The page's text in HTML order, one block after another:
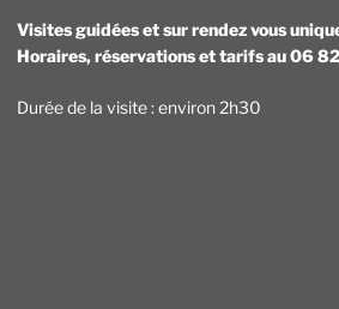
Visites guidées et sur rendez vous
Horaires, réservations et tarifs au 06
Durée de la visite : environ 2h30